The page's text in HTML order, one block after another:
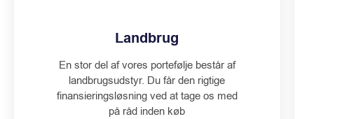
Landbrug
En stor del af vores portefølje består af
landbrugsudstyr. Du får den rigtige
finansieringsløsning ved at tage os med
på råd inden køb